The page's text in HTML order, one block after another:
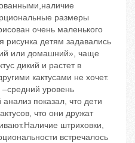
размеры
очень маленького
детям задавались
или домашний», чаще
дикий и растет в
кактусами не хочет.
уровень
показал, что дети
что они дружат
штриховки,
встречалось